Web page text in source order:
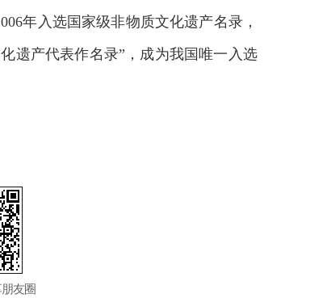
年入选国家级非物质文化遗产名录，
遗产代表作名录”，成为我国唯一入选
友圈